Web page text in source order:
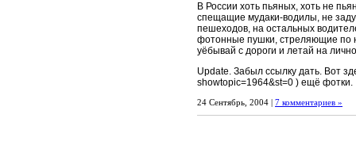
В России хоть пьяных, хоть не
спещащие мудаки-водилы, не
пешеходов, на остальных
фотонные пушки, стреляющие
уёбывай с дороги и летай на
Update. Забыл ссылку дать. Вот
showtopic=1964&st=0 ) ещё фотки.
24 Сентябрь, 2004 | 7 комментариев »